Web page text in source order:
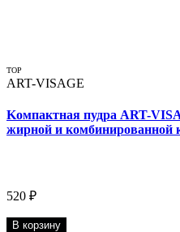
TOP
ART-VISAGE
Kомпактная пудра ART-
жирной и комбинированной
520 ₽
В корзину